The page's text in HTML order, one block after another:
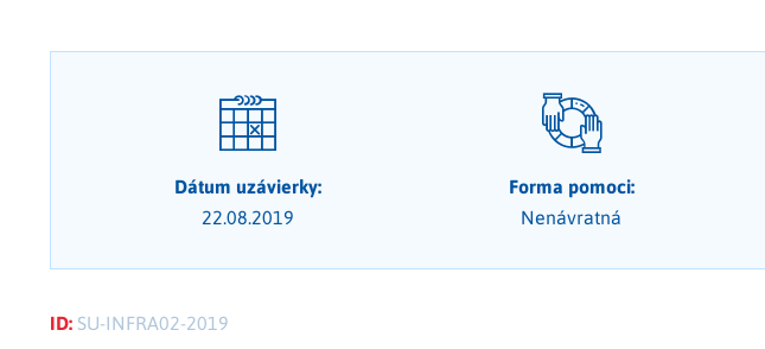
Dátum uzávierky:
22.08.2019
Forma pomoci:
Nenávratná
ID: SU-INFRA02-2019